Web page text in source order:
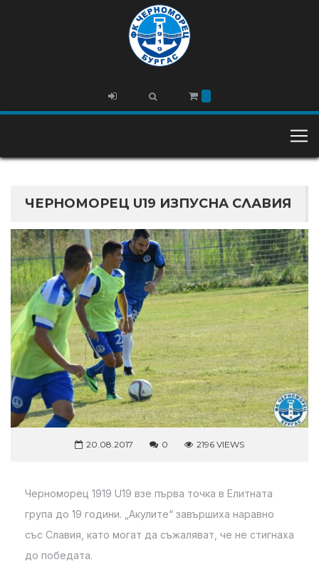
ЧЕРНОМОРЕЦ U19 ИЗПУСНА СЛАВИЯ
20.08.2017 0 2196 VIEWS
Черноморец 1919 U19 взе първа точка в Елитната
група до 19 години. „Акулите“ завършиха наравно
със Славия, като могат да съжаляват, че не стигнаха
до победата.